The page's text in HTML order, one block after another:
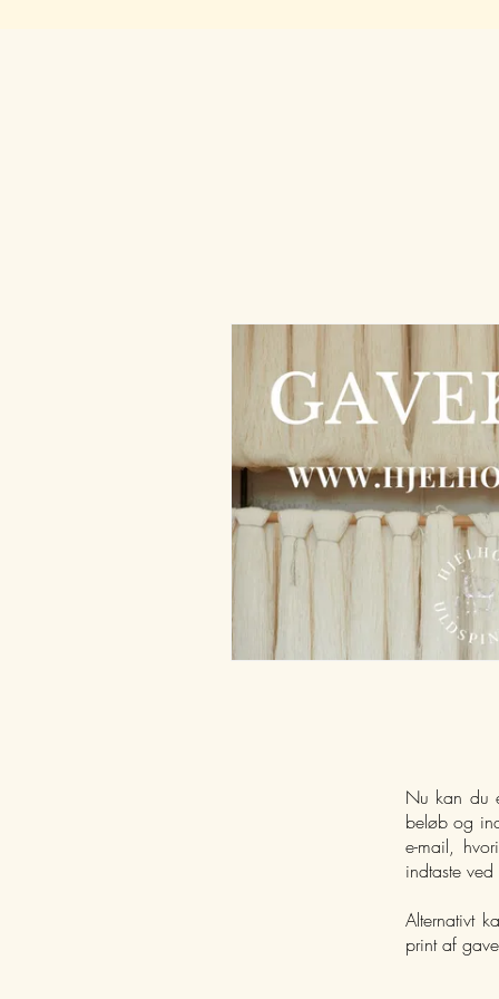
Nu kan du
beløb og
e-mail,
indtaste
Alternativt
print af